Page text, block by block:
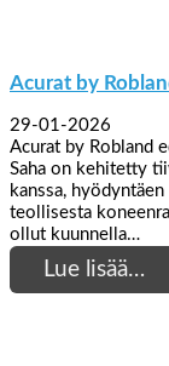
Acurat by
29-01-2026
Acurat by Robland
Saha on kehitetty
kanssa,
teollisesta
ollut kuunnella…
Lue lisää…